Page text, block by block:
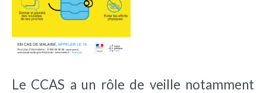
Le CCAS a un rôle de veille notamment